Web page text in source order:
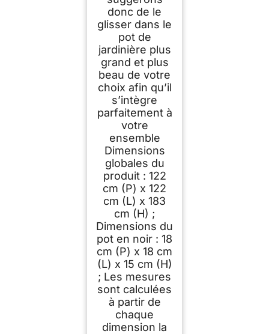
donc de le
glisser dans le
pot de
jardinière plus
grand et plus
beau de votre
choix afin qu’il
s’intègre
parfaitement à
votre
ensemble
Dimensions
globales du
produit : 122
cm (P) x 122
cm (L) x 183
cm (H) ;
Dimensions du
pot en noir : 18
cm (P) x 18 cm
(L) x 15 cm (H)
; Les mesures
sont calculées
à partir de
chaque
dimension la